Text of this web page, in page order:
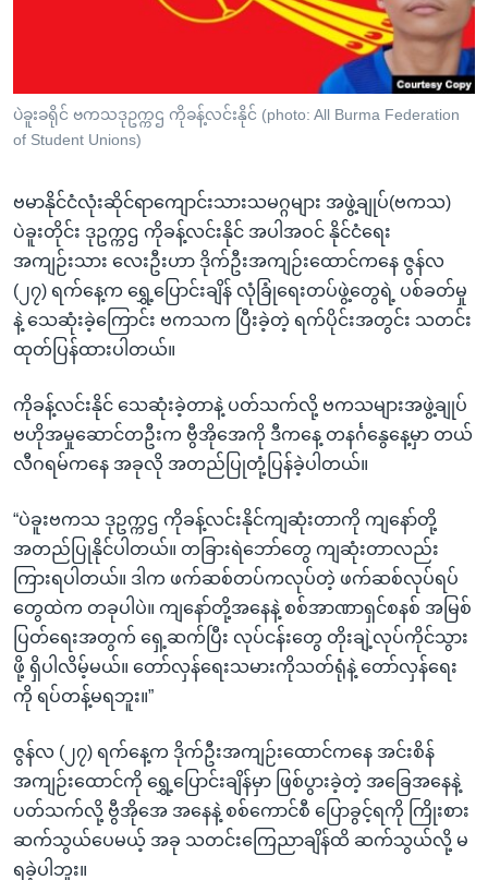
ရန်
ရှာဖွေ
သို့
ကျော်
ရန်
ဗွီအိုအေ လူမှုကွန်ယက်များ
ဘာသာစကားများ
ပဲခူးခရိုင် ဗကသဒုဥက္ကဌ ကိုခန့်လင်းနိုင် (photo: All Burma Federation
of Student Unions)
ဗမာနိုင်ငံလုံးဆိုင်ရာကျောင်းသားသမဂ္ဂများ အဖွဲ့ချုပ်(ဗကသ)
ပဲခူးတိုင်း ဒုဥက္ကဌ ကိုခန့်လင်းနိုင် အပါအဝင် နိုင်ငံရေး
အကျဉ်းသား လေးဦးဟာ ဒိုက်ဦးအကျဉ်းထောင်ကနေ ဇွန်လ
(၂၇) ရက်နေ့က ရွှေ့ပြောင်းချိန် လုံခြုံရေးတပ်ဖွဲ့တွေရဲ့ ပစ်ခတ်မှု
နဲ့ သေဆုံးခဲ့ကြောင်း ဗကသက ပြီးခဲ့တဲ့ ရက်ပိုင်းအတွင်း သတင်း
ထုတ်ပြန်ထားပါတယ်။
ကိုခန့်လင်းနိုင် သေဆုံးခဲ့တာနဲ့ ပတ်သက်လို့ ဗကသများအဖွဲ့ချုပ်
ဗဟိုအမှုဆောင်တဦးက ဗွီအိုအေကို ဒီကနေ့ တနင်္ဂနွေနေ့မှာ တယ်
လီဂရမ်ကနေ အခုလို အတည်ပြုတုံ့ပြန်ခဲ့ပါတယ်။
“ပဲခူးဗကသ ဒုဥက္ကဌ ကိုခန့်လင်းနိုင်ကျဆုံးတာကို ကျနော်တို့
အတည်ပြုနိုင်ပါတယ်။ တခြားရဲဘော်တွေ ကျဆုံးတာလည်း
ကြားရပါတယ်။ ဒါက ဖက်ဆစ်တပ်ကလုပ်တဲ့ ဖက်ဆစ်လုပ်ရပ်
တွေထဲက တခုပါပဲ။ ကျနော်တို့အနေနဲ့ စစ်အာဏာရှင်စနစ် အမြစ်
ပြတ်ရေးအတွက် ရှေ့ဆက်ပြီး လုပ်ငန်းတွေ တိုးချဲ့လုပ်ကိုင်သွား
ဖို့ ရှိပါလိမ့်မယ်။ တော်လှန်ရေးသမားကိုသတ်ရုံနဲ့ တော်လှန်ရေး
ကို ရပ်တန့်မရဘူး။”
ဇွန်လ (၂၇) ရက်နေ့က ဒိုက်ဦးအကျဉ်းထောင်ကနေ အင်းစိန်
အကျဉ်းထောင်ကို ရွှေ့ပြောင်းချိန်မှာ ဖြစ်ပွားခဲ့တဲ့ အခြေအနေနဲ့
ပတ်သက်လို့ ဗွီအိုအေ အနေနဲ့ စစ်ကောင်စီ ပြောခွင့်ရကို ကြိုးစား
ဆက်သွယ်ပေမယ့် အခု သတင်းကြေညာချိန်ထိ ဆက်သွယ်လို့ မ
ရခဲ့ပါဘူး။